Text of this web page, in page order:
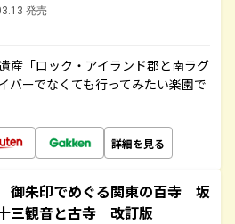
発売
産「ロック・アイランド郡と南ラグ
バーでなくても行ってみたい楽園で
詳細を見る
御朱印でめぐる関東の百寺 坂
三観音と古寺 改訂版